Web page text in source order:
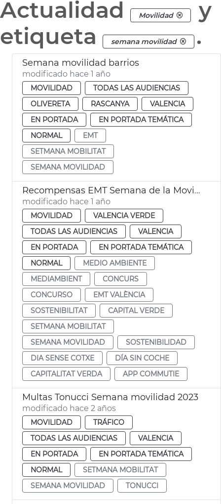
Actualidad
Movilidad
y
etiqueta
semana movilidad .
Semana movilidad barrios
modificado hace 1 año
MOVILIDAD
TODAS LAS AUDIENCIAS
OLIVERETA
RASCANYA
VALENCIA
EN PORTADA
EN PORTADA TEMÁTICA
NORMAL
EMT
SETMANA MOBILITAT
SEMANA MOVILIDAD
Recompensas EMT Semana de la Movilidad
modificado hace 1 año
MOVILIDAD
VALENCIA VERDE
TODAS LAS AUDIENCIAS
VALENCIA
EN PORTADA
EN PORTADA TEMÁTICA
NORMAL
MEDIO AMBIENTE
MEDIAMBIENT
CONCURS
CONCURSO
EMT VALÈNCIA
SOSTENIBILITAT
CAPITAL VERDE
SETMANA MOBILITAT
SEMANA MOVILIDAD
SOSTENIBILIDAD
DIA SENSE COTXE
DÍA SIN COCHE
CAPITALITAT VERDA
APP COMMUTIE
Multas Tonucci Semana movilidad 2023
modificado hace 2 años
MOVILIDAD
TRÁFICO
TODAS LAS AUDIENCIAS
VALENCIA
EN PORTADA
EN PORTADA TEMÁTICA
NORMAL
SETMANA MOBILITAT
SEMANA MOVILIDAD
TONUCCI